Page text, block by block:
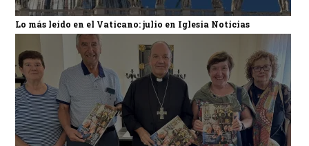
Lo más leído en el Vaticano: julio en Iglesia Noticias